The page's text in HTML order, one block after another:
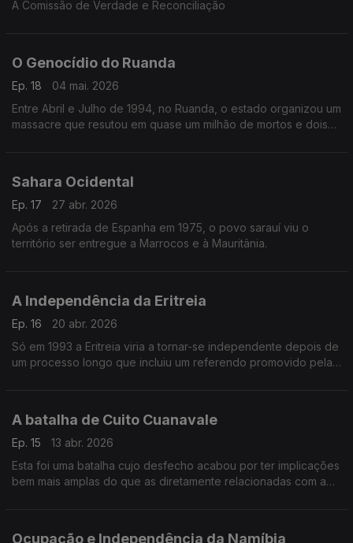
A Comissão de Verdade e Reconciliação
O Genocídio do Ruanda
Ep. 18
04 mai. 2026
Entre Abril e Julho de 1994, no Ruanda, o estado organizou um
massacre que resutou em quase um milhão de mortos e dois
Sahara Ocidental
Ep. 17
27 abr. 2026
Após a retirada de Espanha em 1975, o povo sarauí viu o
território ser entregue a Marrocos e à Mauritânia.
A Independência da Eritreia
Ep. 16
20 abr. 2026
Só em 1993 a Eritreia viria a tornar-se independente depois de
um processo longo que incluiu um referendo promovido pelas
A batalha de Cuito Cuanavale
Ep. 15
13 abr. 2026
Esta foi uma batalha cujo desfecho acabou por ter implicações
bem mais amplas do que as diretamente relacionadas com a
Ocupação e Independência da Namíbia